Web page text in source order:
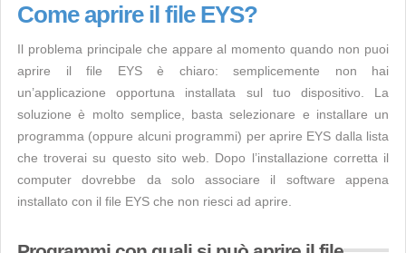
Come aprire il file EYS?
Il problema principale che appare al momento quando non puoi
aprire il file EYS è chiaro: semplicemente non hai
un’applicazione opportuna installata sul tuo dispositivo. La
soluzione è molto semplice, basta selezionare e installare un
programma (oppure alcuni programmi) per aprire EYS dalla lista
che troverai su questo sito web. Dopo l’installazione corretta il
computer dovrebbe da solo associare il software appena
installato con il file EYS che non riesci ad aprire.